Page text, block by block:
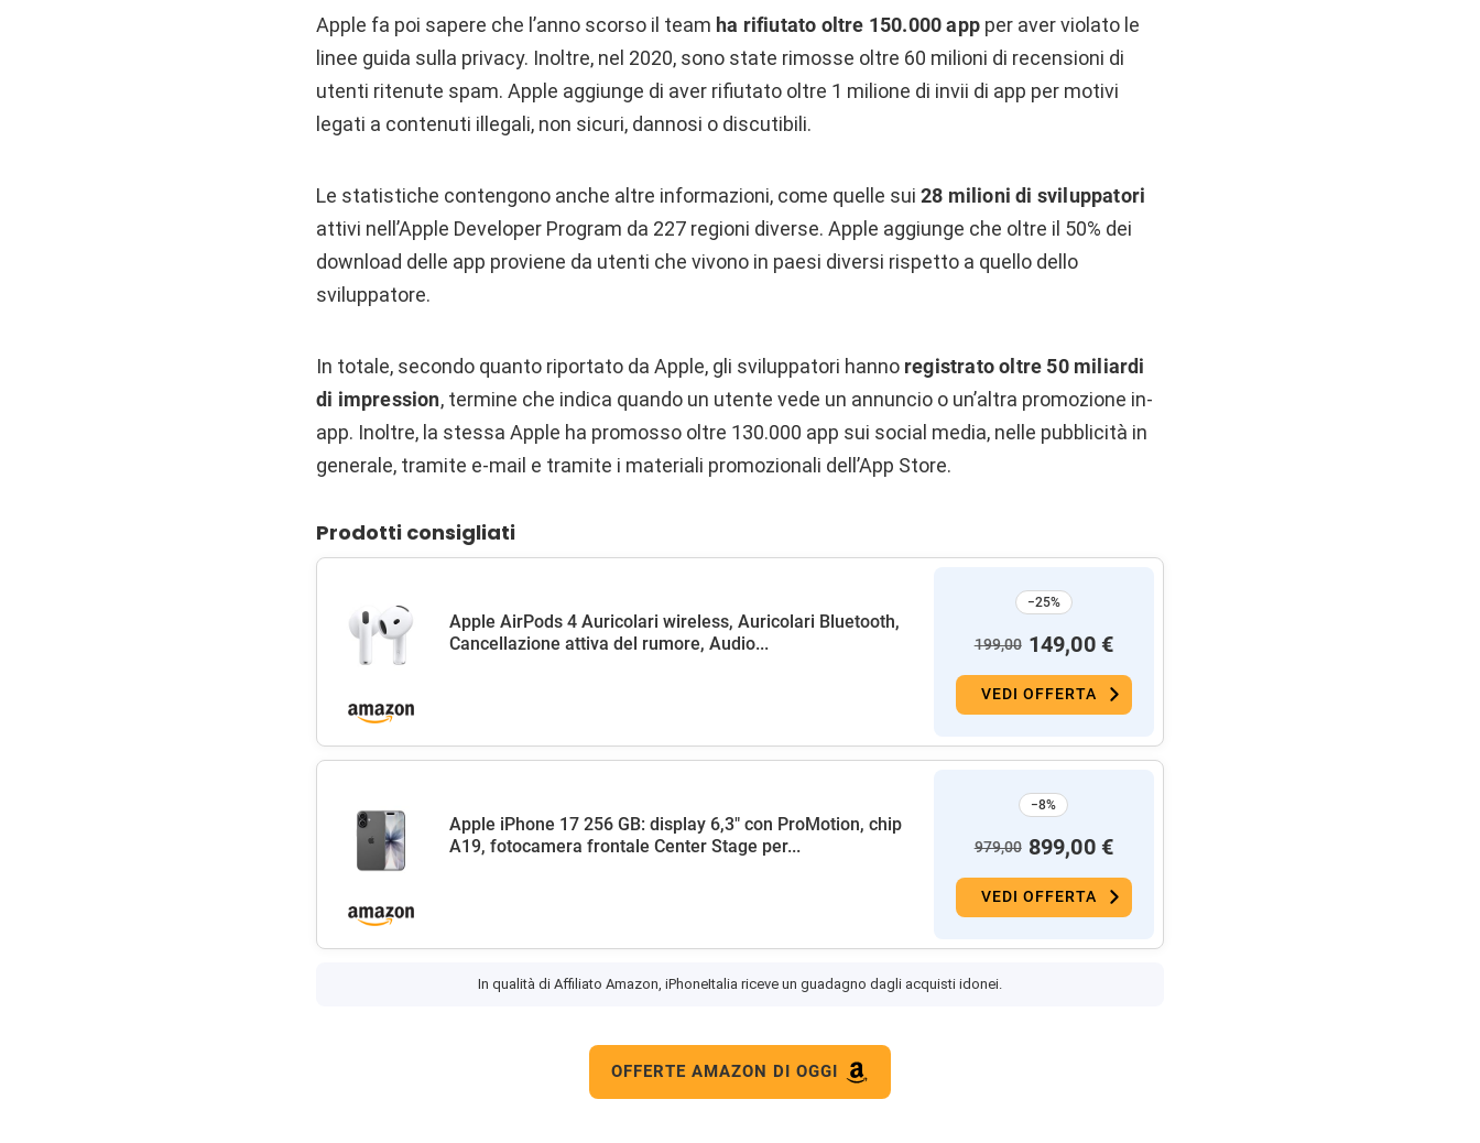
Apple fa poi sapere che l’anno scorso il team ha rifiutato oltre 150.000 app per aver violato le
linee guida sulla privacy. Inoltre, nel 2020, sono state rimosse oltre 60 milioni di recensioni di
utenti ritenute spam. Apple aggiunge di aver rifiutato oltre 1 milione di invii di app per motivi
legati a contenuti illegali, non sicuri, dannosi o discutibili.
Le statistiche contengono anche altre informazioni, come quelle sui 28 milioni di sviluppatori
attivi nell’Apple Developer Program da 227 regioni diverse. Apple aggiunge che oltre il 50% dei
download delle app proviene da utenti che vivono in paesi diversi rispetto a quello dello
sviluppatore.
In totale, secondo quanto riportato da Apple, gli sviluppatori hanno registrato oltre 50 miliardi
di impression, termine che indica quando un utente vede un annuncio o un’altra promozione in-
app. Inoltre, la stessa Apple ha promosso oltre 130.000 app sui social media, nelle pubblicità in
generale, tramite e-mail e tramite i materiali promozionali dell’App Store.
Prodotti consigliati
Apple AirPods 4 Auricolari wireless, Auricolari Bluetooth,
Cancellazione attiva del rumore, Audio...
−25%
199,00 149,00 €
VEDI OFFERTA
Apple iPhone 17 256 GB: display 6,3" con ProMotion, chip
A19, fotocamera frontale Center Stage per...
−8%
979,00 899,00 €
VEDI OFFERTA
In qualità di Affiliato Amazon, iPhoneItalia riceve un guadagno dagli acquisti idonei.
OFFERTE AMAZON DI OGGI